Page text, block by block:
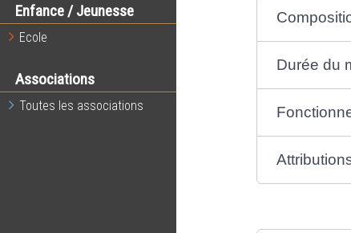
Enfance / Jeunesse
Ecole
Associations
Toutes les associations
Durée du